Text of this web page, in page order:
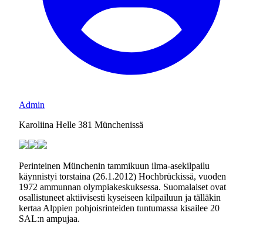
Admin
Karoliina Helle 381 Münchenissä
Perinteinen Münchenin tammikuun ilma-asekilpailu
käynnistyi torstaina (26.1.2012) Hochbrückissä, vuoden
1972 ammunnan olympiakeskuksessa. Suomalaiset ovat
osallistuneet aktiivisesti kyseiseen kilpailuun ja tälläkin
kertaa Alppien pohjoisrinteiden tuntumassa kisailee 20
SAL:n ampujaa.